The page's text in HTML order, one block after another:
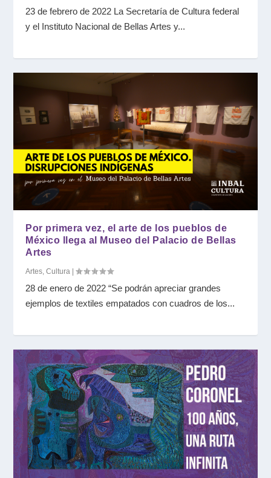
23 de febrero de 2022 La Secretaría de Cultura federal
y el Instituto Nacional de Bellas Artes y...
Por primera vez, el arte de los pueblos de
México llega al Museo del Palacio de Bellas
Artes
Artes,Cultura |
28 de enero de 2022 “Se podrán apreciar grandes
ejemplos de textiles empatados con cuadros de los...